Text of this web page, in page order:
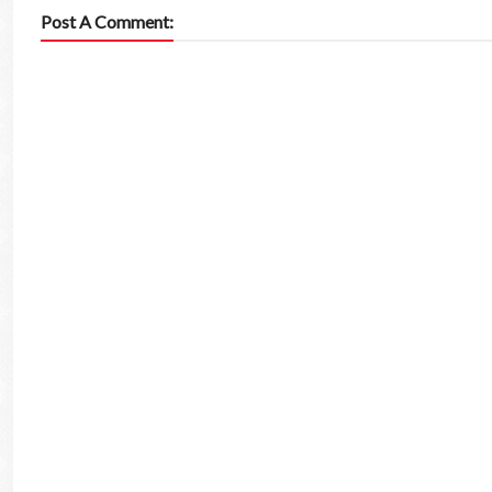
Post A Comment: